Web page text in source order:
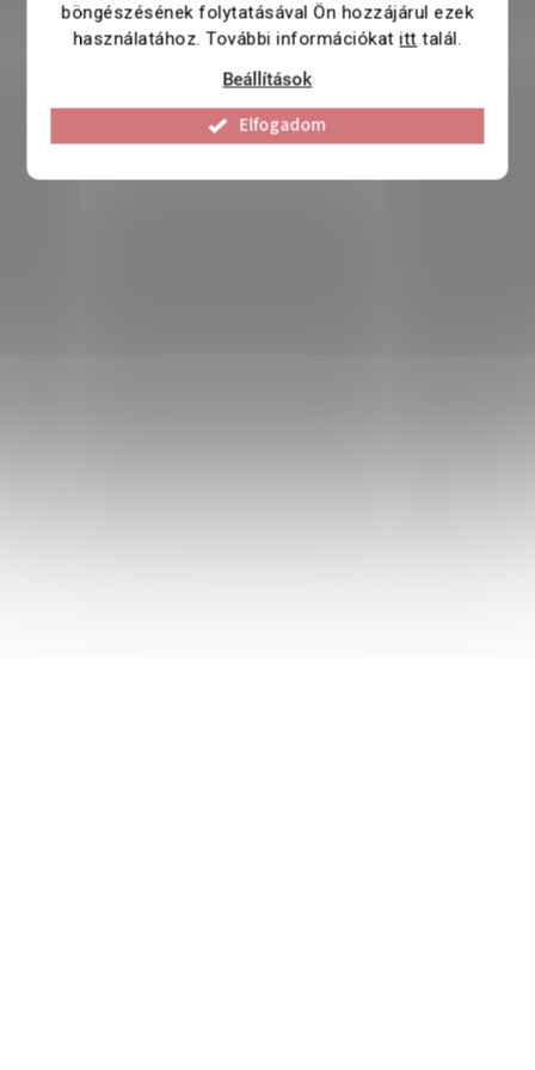
böngészésének folytatásával Ön hozzájárul ezek
használatához. További információkatitt talál.
Beállítások
Elfogadom